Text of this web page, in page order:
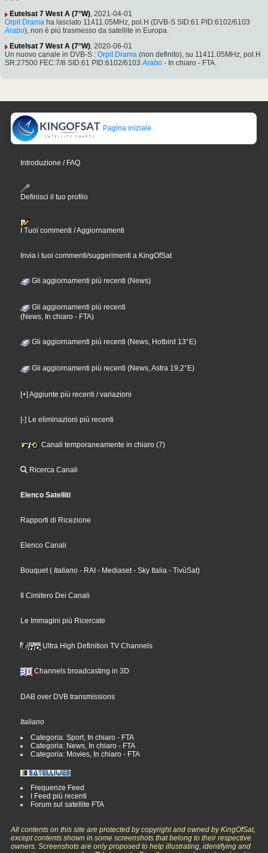
Eutelsat 7 West A (7°W), 2021-04-01
Orpit Drama ha lasciato 11411.05MHz, pol.H (DVB-S SID:61 PID:6102/6103
Arabo), non è più trasmesso da satellite in Europa.
Eutelsat 7 West A (7°W), 2020-06-01
Un nuovo canale in DVB-S : Orpit Drama (non definito), su 11411.05MHz, pol.H
SR:27500 FEC:7/8 SID:61 PID:6102/6103 Arabo - In chiaro - FTA.
Pagina iniziale
Introduzione / FAQ
Definisci il tuo profilo
I Tuoi commenti / Aggiornamenti
Invia i tuoi commenti/suggerimenti a KingOfSat
Gli aggiornamenti più recenti (News)
Gli aggiornamenti più recenti
(News, In chiaro - FTA)
Gli aggiornamenti più recenti (News, Hotbird 13°E)
Gli aggiornamenti più recenti (News, Astra 19,2°E)
[+] Aggiunte più recenti / variazioni
[-] Le eliminazioni più recenti
Canali temporaneamente in chiaro (7)
Ricerca Canali
Elenco Satelliti
Rapporti di Ricezione
Elenco Canali
Bouquet( Italiano - RAI - Mediaset- Sky Italia - TivùSat)
Il Cimitero Dei Canali
Le Immagini più Ricercate
Ultra High Definition TV Channels
Channels broadcasting in 3D
DAB over DVB transmissions
Italiano
Categoria: Sport, In chiaro - FTA
Categoria: News, In chiaro - FTA
Categoria: Movies, In chiaro - FTA
Frequenze Feed
I Feed più recenti
Forum sul satellite FTA
All contents on this site are protected by copyright and owned by KingOfSat,
except contents shown in some screenshots that belong to their respective
owners. Screenshots are only proposed to help illustrating, identifying and